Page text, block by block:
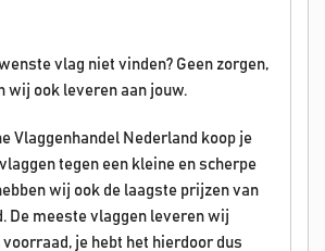
vlag niet vinden? Geen zorgen,
wij ook leveren aan jouw.
Vlaggenhandel Nederland koop je
tegen een kleine en scherpe
wij ook de laagste prijzen van
De meeste vlaggen leveren wij
je hebt het hierdoor dus